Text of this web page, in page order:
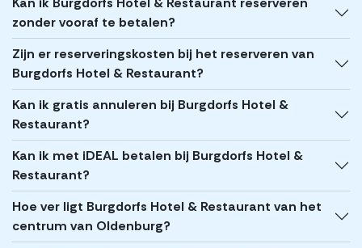
zonder vooraf te betalen?
Zijn er reserveringskosten bij het reserveren van
Burgdorfs Hotel & Restaurant?
Kan ik gratis annuleren bij Burgdorfs Hotel &
Restaurant?
Kan ik met iDEAL betalen bij Burgdorfs Hotel &
Restaurant?
Hoe ver ligt Burgdorfs Hotel & Restaurant van het
centrum van Oldenburg?